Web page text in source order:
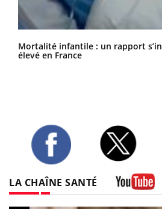
Mortalité infantile : un rapport
élevé en France
LA CHAÎNE SANTÉ